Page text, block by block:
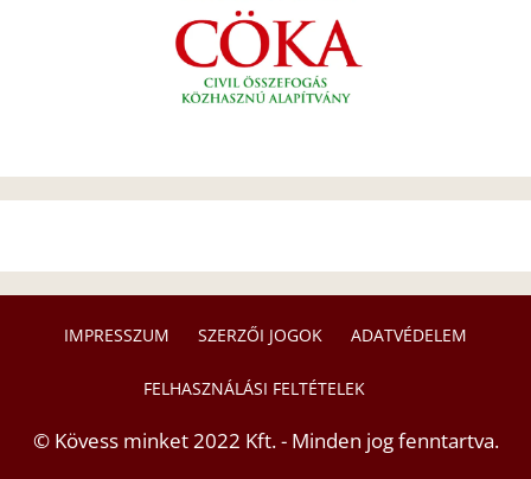
IMPRESSZUM SZERZŐI JOGOK ADATVÉDELEM
FELHASZNÁLÁSI FELTÉTELEK
© Kövess minket 2022 Kft. - Minden jog fenntartva.